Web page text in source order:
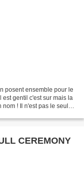
posent ensemble pour le
gentil c'est sur mais la
! Il n'est pas le seul
CEREMONY